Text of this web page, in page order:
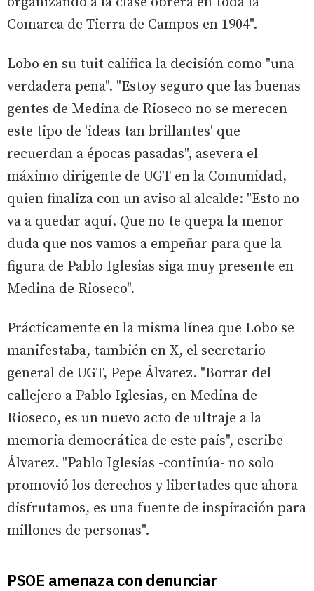
Comarca de Tierra de Campos en 1904".
Lobo en su tuit califica la decisión como "una
verdadera pena". "Estoy seguro que las buenas
gentes de Medina de Rioseco no se merecen
este tipo de 'ideas tan brillantes' que
recuerdan a épocas pasadas", asevera el
máximo dirigente de UGT en la Comunidad,
quien finaliza con un aviso al alcalde: "Esto no
va a quedar aquí. Que no te quepa la menor
duda que nos vamos a empeñar para que la
figura de Pablo Iglesias siga muy presente en
Medina de Rioseco".
Prácticamente en la misma línea que Lobo se
manifestaba, también en X, el secretario
general de UGT, Pepe Álvarez. "Borrar del
callejero a Pablo Iglesias, en Medina de
Rioseco, es un nuevo acto de ultraje a la
memoria democrática de este país", escribe
Álvarez. "Pablo Iglesias -continúa- no solo
promovió los derechos y libertades que ahora
disfrutamos, es una fuente de inspiración para
millones de personas".
PSOE amenaza con denunciar